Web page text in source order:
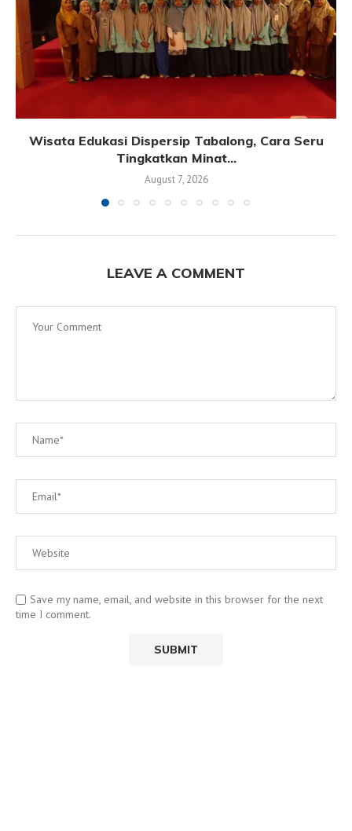
Wisata Edukasi Dispersip Tabalong, Cara Seru
Tingkatkan Minat...
August 7, 2026
LEAVE A COMMENT
Save my name, email, and website in this browser for the next
time I comment.